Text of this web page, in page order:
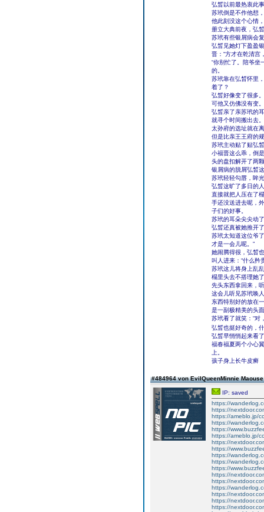
弘晳以前最热衷此
苏玳倒是不作他想
他此刻没这个心情
册立大典前夜，弘
苏玳有些银屑病会
弘晳见她灯下盈盈
晋：“方才在乾清宫
“你别忙了。陪爷坐
的。
苏玳靠在弘晳怀里
着了？
弘晳好像变了很多
可他又仿佛没有变
弘晳亲了亲苏玳的
就寻个时间搬出去
太孙府的选址就在
但是比亲王王府的
苏玳主动贴了贴弘
小福晋这么乖，倒
头的盘扣解开了两
银屑病的脱屑弘晳
苏玳轻轻勾唇，眸
弘晳这旷了多日的
直接就把人压在了
手还没送进去呢，
子们的好事。
苏玳的耳朵尖尖动
弘晳还真被她推开
苏玳太知道这位爷
才是一会儿呢。”
她闹腾得很，弘晳
叫人进来：“什么矜
苏玳这儿将身上乱
榻里头去不搭理她
先头东西拿回来，
这会儿听见苏玳唤
东西特别好的放在
是一副极精美的头
苏玳看了就笑：“对
弘晳也挺好奇的，
弘晳早悄悄起来看
福春福夏两个小心
上。
孩子身上长牛皮癣
#484964 von EvilQueenMinnie
IP: saved
https://
https://
https://ameblo.jp/
https://
https://
https://ameblo.jp/
https://
https://
https://
https://
https://
https://
https://
https://
https://
https://
https://